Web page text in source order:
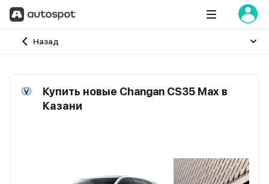
Назад
Главная
Купить новые Changan CS35 Max в
Казани